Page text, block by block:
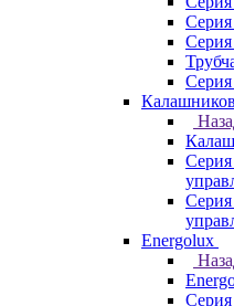
Серия
Калашников
Energolux
Серия